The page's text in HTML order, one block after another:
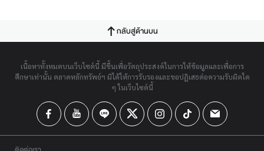
กลับสู่ด้านบน
เนื้อหาทั้งหมดบนเว็บไซต์นี้ มีขึ้นเพื่อวัตถุประสงค์ในการให้ข้อมูลและเพื่อการ
ศึกษาเท่านั้น ตลาดหลักทรัพย์ฯ มิได้ให้การรับรองและขอปฏิเสธต่อความรับผิดใด
ๆ ในเว็บไซต์นี้